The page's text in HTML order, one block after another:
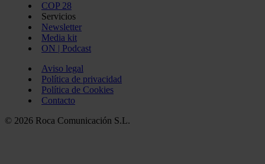
COP 28
Servicios
Newsletter
Media kit
ON | Podcast
Aviso legal
Política de privacidad
Política de Cookies
Contacto
© 2026 Roca Comunicación S.L.